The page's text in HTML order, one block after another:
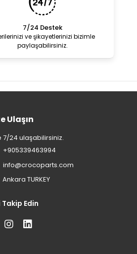
7/24 Destek
ve şikayetlerinizi bizimle
paylaşabilirsiniz.
Ulaşın
7/24 ulaşabilirsiniz.
+905339463994
info@crocoparts.com
Ankara TURKEY
Takip Edin